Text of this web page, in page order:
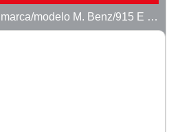
LOTE 30 - QNX0344, marca/modelo M. Benz/915 E MTX TVAL, ano 2016/2016